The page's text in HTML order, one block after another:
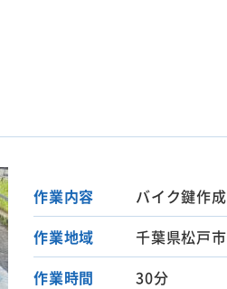
作業内容
バイク鍵作成
作業地域
千葉県松戸市
作業時間
30分